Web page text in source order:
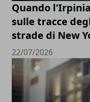
Quando
sulle tracce
strade di New
22/07/2026